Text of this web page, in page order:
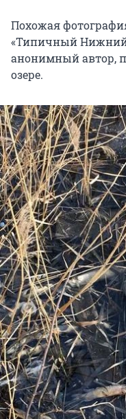
Похожая
«Типичный Нижний
анонимный автор,
озере.